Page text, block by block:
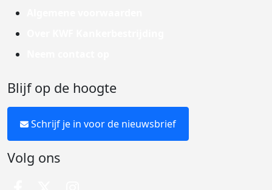
Blijf op de hoogte
Schrijf je in voor de nieuwsbrief
Volg ons